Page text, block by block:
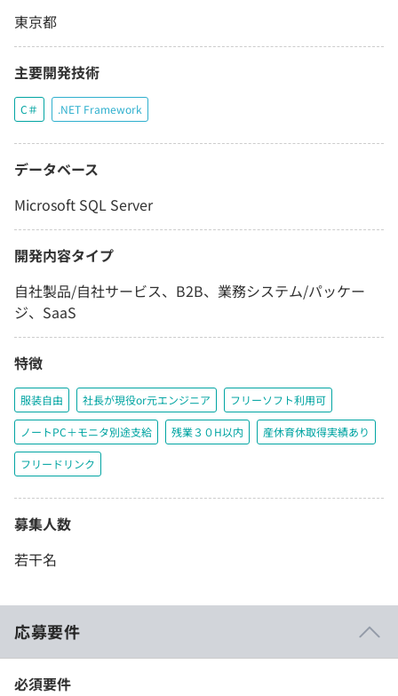
東京都
主要開発技術
C＃ .NET Framework
データベース
Microsoft SQL Server
開発内容タイプ
自社製品/自社サービス、B2B、業務システム/パッケー
ジ、SaaS
特徴
服装自由 社長が現役or元エンジニア フリーソフト利用可
ノートPC＋モニタ別途支給 残業３０H以内 産休育休取得実績あり
フリードリンク
募集人数
若干名
応募要件
必須要件